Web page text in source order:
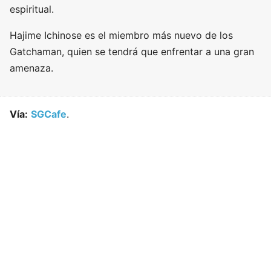
espiritual.
Hajime Ichinose es el miembro más nuevo de los
Gatchaman, quien se tendrá que enfrentar a una gran
amenaza.
Vía: SGCafe.